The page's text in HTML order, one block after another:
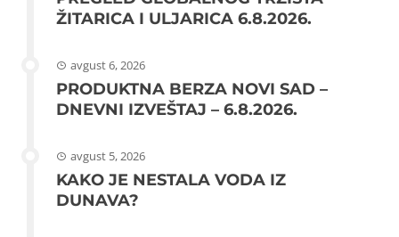
ŽITARICA I ULJARICA 6.8.2026.
avgust 6, 2026
PRODUKTNA BERZA NOVI SAD –
DNEVNI IZVEŠTAJ – 6.8.2026.
avgust 5, 2026
KAKO JE NESTALA VODA IZ
DUNAVA?